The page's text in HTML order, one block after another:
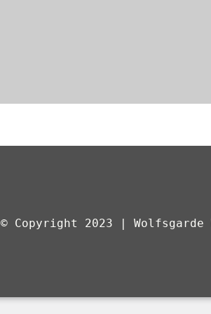
© Copyright 2023 | Wolfsgarde